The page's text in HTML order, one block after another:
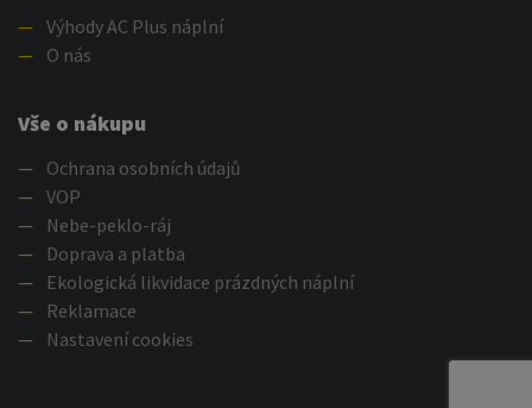
— Výhody AC Plus náplní
—
O nás
Vše o nákupu
—
Ochrana osobních údajů
— VOP
—
Nebe-peklo-ráj
—
Doprava a platba
—
Ekologická likvidace prázdných náplní
—
Reklamace
—
Nastavení cookies